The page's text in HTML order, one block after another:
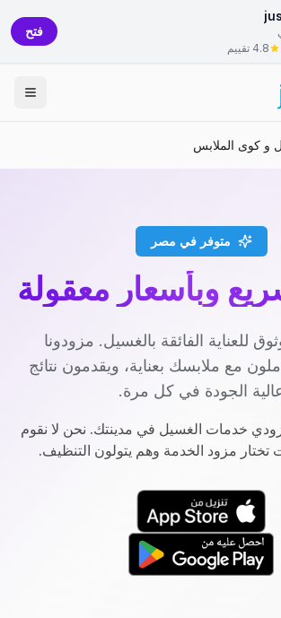
4.8 تقييم
فتح
و كوى الملابس
متوفر في مصر
وبأسعار معقولة
للعناية الفائقة بالغسيل. مزودونا
مع ملابسك بعناية، ويقدمون نتائج
الجودة في كل مرة.
خدمات الغسيل في مدينتك. نحن لا نقوم
تختار مزود الخدمة وهم يتولون التنظيف.